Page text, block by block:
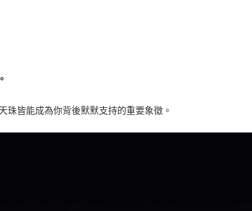
珠皆能成為你背後默默支持的重要象徵。